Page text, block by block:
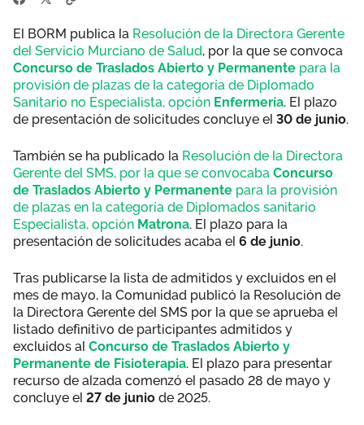
El BORM publica la Resolución de la Directora Gerente
del Servicio Murciano de Salud, por la que se convoca
Concurso de Traslados Abierto y Permanente para la
provisión de plazas de la categoría de Diplomado
Sanitario no Especialista, opción Enfermería. El plazo
de presentación de solicitudes concluye el 30 de junio.
También se ha publicado la Resolución de la Directora
Gerente del SMS, por la que se convocaba Concurso
de Traslados Abierto y Permanente para la provisión
de plazas en la categoría de Diplomados sanitario
Especialista, opción Matrona. El plazo para la
presentación de solicitudes acaba el 6 de junio.
Tras publicarse la lista de admitidos y excluidos en el
mes de mayo, la Comunidad publicó la Resolución de
la Directora Gerente del SMS por la que se aprueba el
listado definitivo de participantes admitidos y
excluidos al Concurso de Traslados Abierto y
Permanente de Fisioterapia. El plazo para presentar
recurso de alzada comenzó el pasado 28 de mayo y
concluye el 27 de junio de 2025.